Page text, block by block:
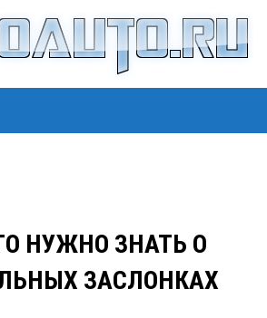
НУЖНО ЗНАТЬ О
ЗАСЛОНКАХ